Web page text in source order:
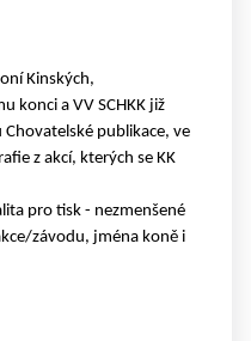
Kinských,
konci a VV SCHKK již
publikace, ve
z akcí, kterých se KK
pro tisk - nezmenšené
závodu, jména koně i